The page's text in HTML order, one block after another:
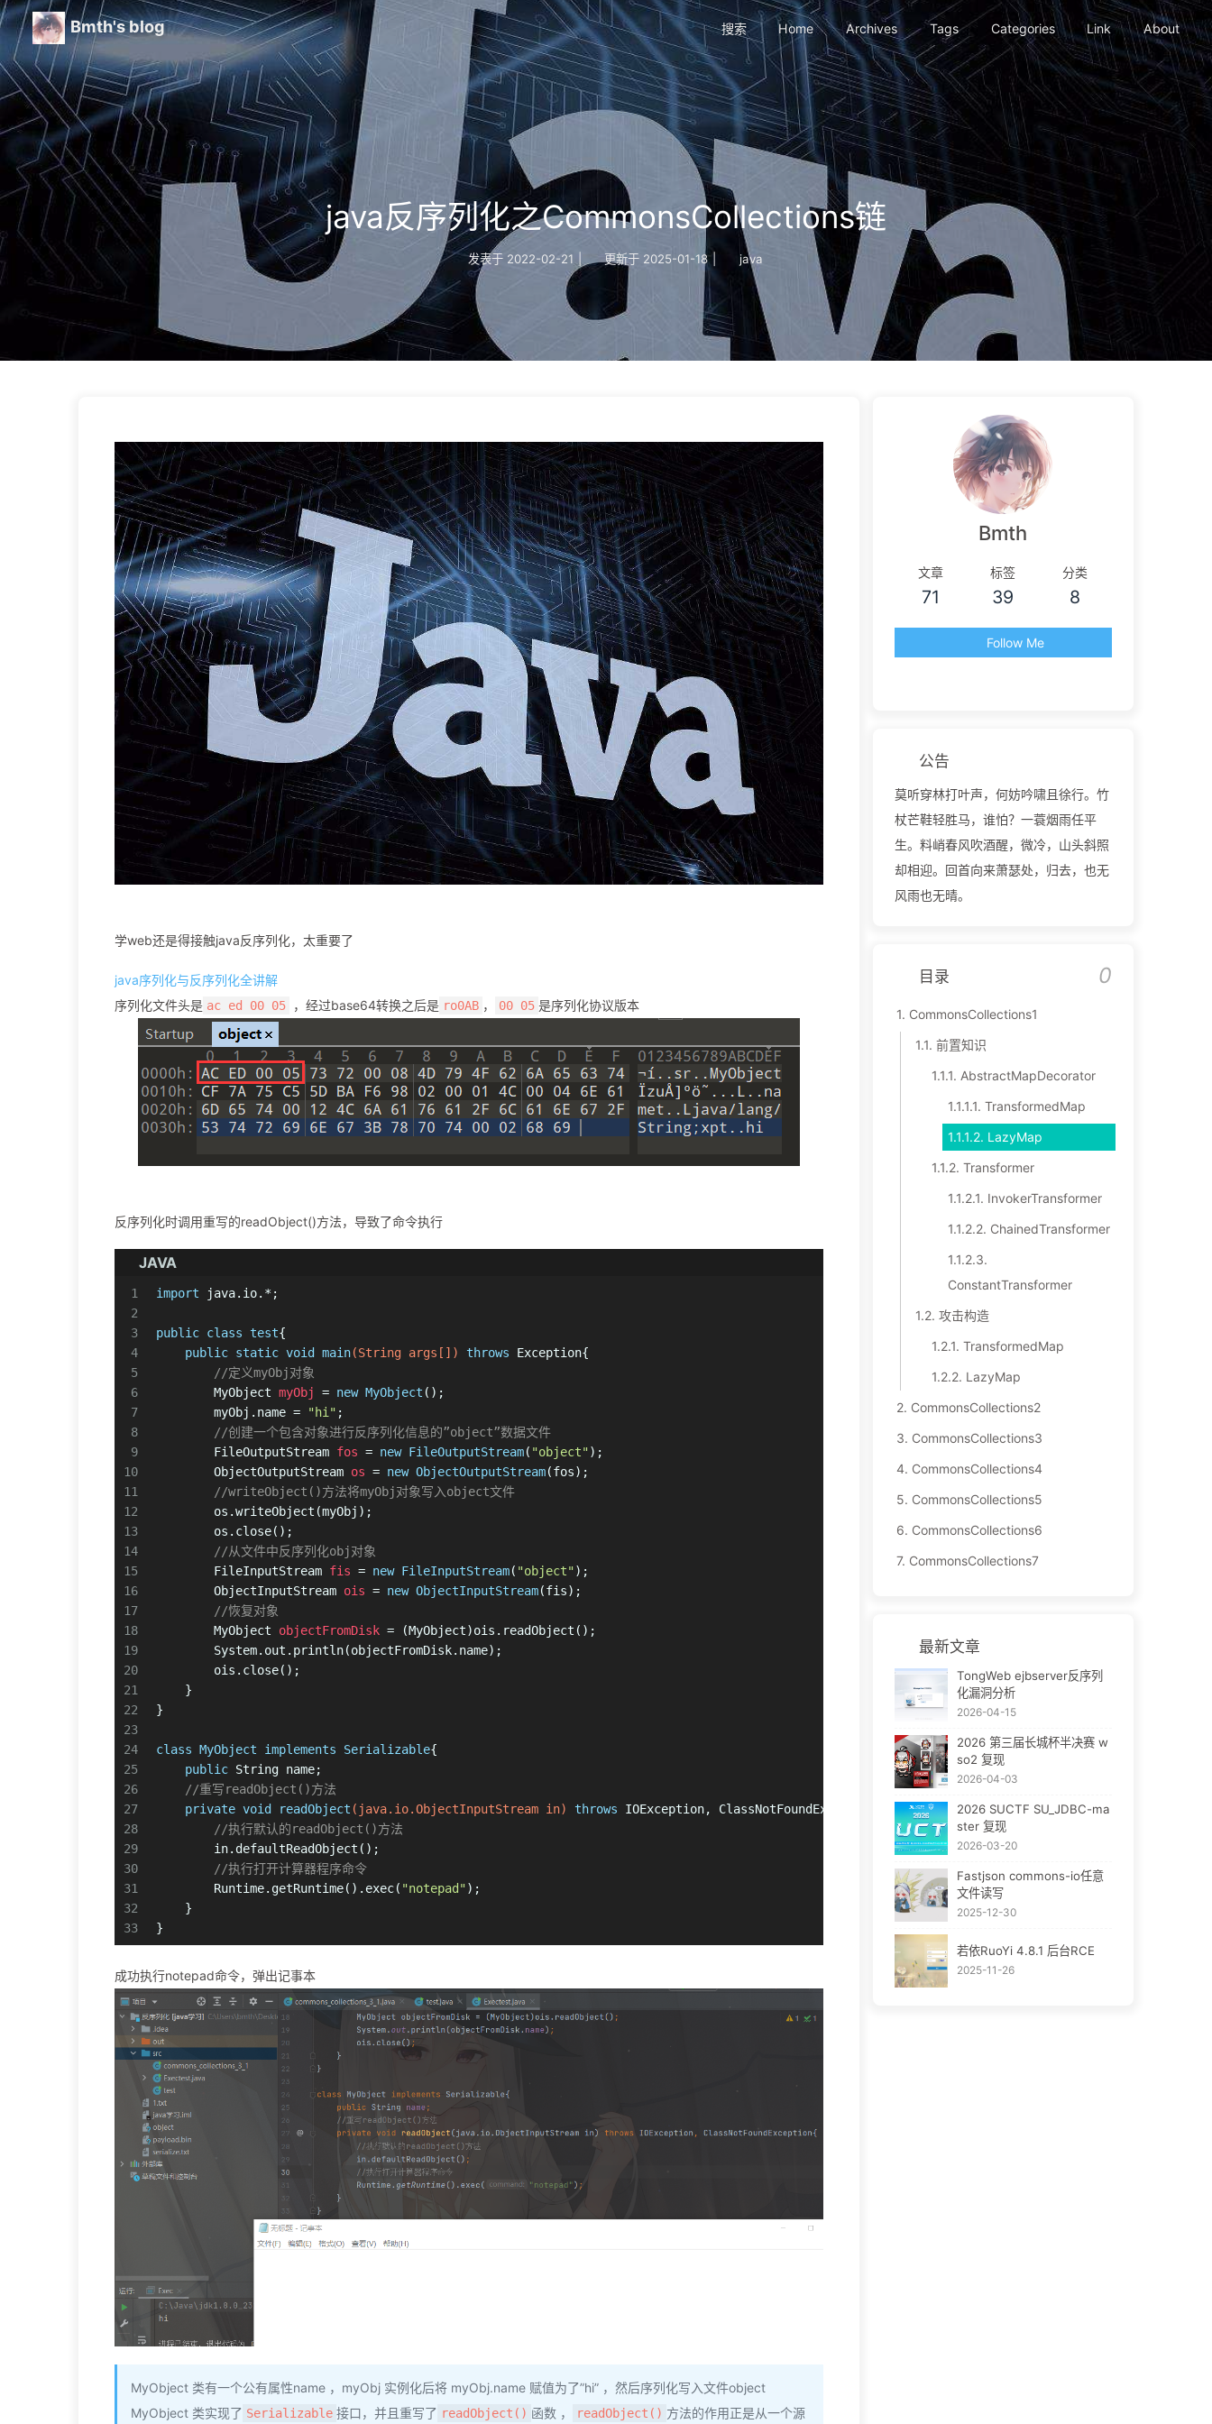
Bmth's blog 搜索 Home Archives Tags Categories Link About
java反序列化之CommonsCollections链
发表于 2022-02-21 更新于 2025-01-18 java
学web还是得接触java反序列化，太重要了
java序列化与反序列化全讲解
序列化文件头是 ac ed 00 05 ，经过base64转换之后是 ro0AB ， 00 05 是序列化协议版本
反序列化时调用重写的readObject()方法，导致了命令执行
JAVA
1
2
3
4
5
6
7
8
9
10
11
12
13
14
15
16
17
18
19
20
21
22
23
24
25
26
27
28
29
30
31
32
33
import java.io.*;
public class test{
public static void main(String args[]) throws Exception{
//定义myObj对象
MyObject myObj = new MyObject ();
        myObj.name =
"hi" ;
//创建一个包含对象进行反序列化信息的”object”数据文件
FileOutputStream fos = new FileOutputStream( "object");
ObjectOutputStream os = new ObjectOutputStream(fos);
//writeObject()方法将myObj对象写入object文件
        os.writeObject(myObj);
        os.close();
//从文件中反序列化obj对象
FileInputStream fis = new FileInputStream( "object");
ObjectInputStream ois = new ObjectInputStream(fis);
//恢复对象
MyObject
objectFromDisk = (MyObject)ois.readObject();
        System.out.println(objectFromDisk.name);
        ois.close();
    }
}
class MyObject implements Serializable{
public String name;
//重写readObject()方法
private void readObject (java.io.ObjectInputStream in) throws IOException, ClassNotFoundException{
//执行默认的readObject()方法
        in.defaultReadObject();
//执行打开计算器程序命令
        Runtime.getRuntime().exec(
"notepad");
    }
}
成功执行notepad命令，弹出记事本
MyObject 类有一个公有属性name ，myObj 实例化后将 myObj.name 赋值为了”hi” ，然后序列化写入文件object
MyObject 类实现了 Serializable 接口，并且重写了 readObject() 函数 ， readObject() 方法的作用正是从一个源
Bmth
文章
71
标签
39
分类
8
Follow Me
公告
莫听穿林打叶声，何妨吟啸且徐行。竹
杖芒鞋轻胜马，谁怕？一蓑烟雨任平
生。料峭春风吹酒醒，微冷，山头斜照
却相迎。回首向来萧瑟处，归去，也无
风雨也无晴。
目录 0
1. CommonsCollections1
1.1. 前置知识
1.1.1. AbstractMapDecorator
1.1.1.1. TransformedMap
1.1.1.2. LazyMap
1.1.2. Transformer
1.1.2.1. InvokerTransformer
1.1.2.2. ChainedTransformer
1.1.2.3.
ConstantTransformer
1.2. 攻击构造
1.2.1. TransformedMap
1.2.2. LazyMap
2. CommonsCollections2
3. CommonsCollections3
4. CommonsCollections4
5. CommonsCollections5
6. CommonsCollections6
7. CommonsCollections7
最新文章
TongWeb ejbserver反序列
化漏洞分析
2026-04-15
2026 第三届长城杯半决赛 w
so2 复现
2026-04-03
2026 SUCTF SU_JDBC-ma
ster 复现
2026-03-20
Fastjson commons-io任意
文件读写
2025-12-30
若依RuoYi 4.8.1 后台RCE
2025-11-26